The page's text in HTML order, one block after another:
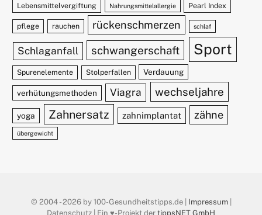
Lebensmittelvergiftung Nahrungsmittelallergie Pearl Index
pflege rauchen rückenschmerzen schlaf
Schlaganfall schwangerschaft Sport
Spurenelemente Stolperfallen Verdauung
verhütungsmethoden Viagra wechseljahre
yoga Zahnersatz zahnimplantat zähne
übergewicht
© 2004 - 2026 by 100-Gesundheitstipps.de | Impressum|
Datenschutz | Ein ♥️-Projekt der tippsNET GmbH